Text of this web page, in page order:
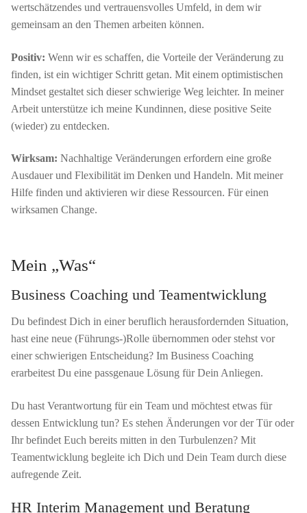
wertschätzendes und vertrauensvolles Umfeld, in dem wir
gemeinsam an den Themen arbeiten können.
Positiv: Wenn wir es schaffen, die Vorteile der Veränderung zu
finden, ist ein wichtiger Schritt getan. Mit einem optimistischen
Mindset gestaltet sich dieser schwierige Weg leichter. In meiner
Arbeit unterstütze ich meine Kundinnen, diese positive Seite
(wieder) zu entdecken.
Wirksam: Nachhaltige Veränderungen erfordern eine große
Ausdauer und Flexibilität im Denken und Handeln. Mit meiner
Hilfe finden und aktivieren wir diese Ressourcen. Für einen
wirksamen Change.
Mein „Was“
Business Coaching und Teamentwicklung
Du befindest Dich in einer beruflich herausfordernden Situation,
hast eine neue (Führungs-)Rolle übernommen oder stehst vor
einer schwierigen Entscheidung? Im Business Coaching
erarbeitest Du eine passgenaue Lösung für Dein Anliegen.
Du hast Verantwortung für ein Team und möchtest etwas für
dessen Entwicklung tun? Es stehen Änderungen vor der Tür oder
Ihr befindet Euch bereits mitten in den Turbulenzen? Mit
Teamentwicklung begleite ich Dich und Dein Team durch diese
aufregende Zeit.
HR Interim Management und Beratung